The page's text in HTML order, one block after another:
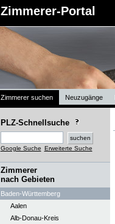
Zimmerer-Portal
Zimmerer suchen Neuzugänge
PLZ-Schnellsuche
Google Suche Erweiterte Suche
Zimmerer
nach Gebieten
Baden-Württemberg
Aalen
Alb-Donau-Kreis